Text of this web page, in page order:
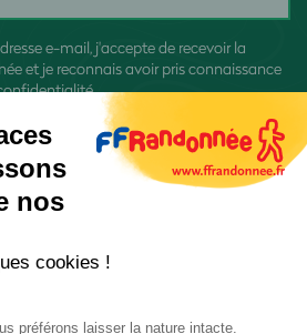
e-mail, j'accepte de recevoir la
et je reconnais avoir pris connaissance
nos
cookies !
préférons laisser la nature intacte.